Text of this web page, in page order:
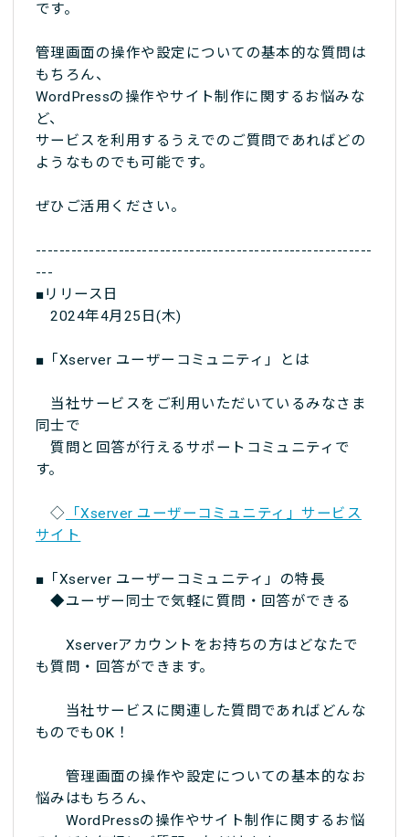
です。
管理画面の操作や設定についての基本的な質問は
もちろん、
WordPressの操作やサイト制作に関するお悩みな
ど、
サービスを利用するうえでのご質問であればどの
ようなものでも可能です。
ぜひご活用ください。
---------------------------------------------------------
---
■リリース日
2024年4月25日(木)
■「Xserver ユーザーコミュニティ」とは
当社サービスをご利用いただいているみなさま
同士で
質問と回答が行えるサポートコミュニティで
す。
◇
「Xserver ユーザーコミュニティ」サービス
サイト
■「Xserver ユーザーコミュニティ」の特長
◆ユーザー同士で気軽に質問・回答ができる
Xserverアカウントをお持ちの方はどなたで
も質問・回答ができます。
当社サービスに関連した質問であればどんな
ものでもOK！
管理画面の操作や設定についての基本的なお
悩みはもちろん、
WordPressの操作やサイト制作に関するお悩